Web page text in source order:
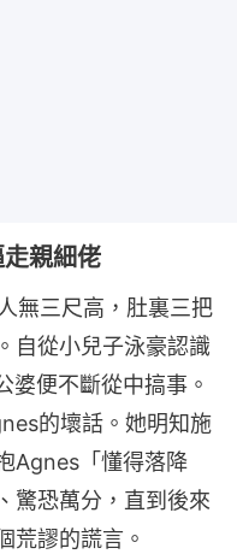
親細佬
無三尺高，肚裏三把
自從小兒子泳豪認識
婆便不斷從中搞事。
的壞話。她明知施
Agnes「懂得落降
驚恐萬分，直到後來
荒謬的謊言。